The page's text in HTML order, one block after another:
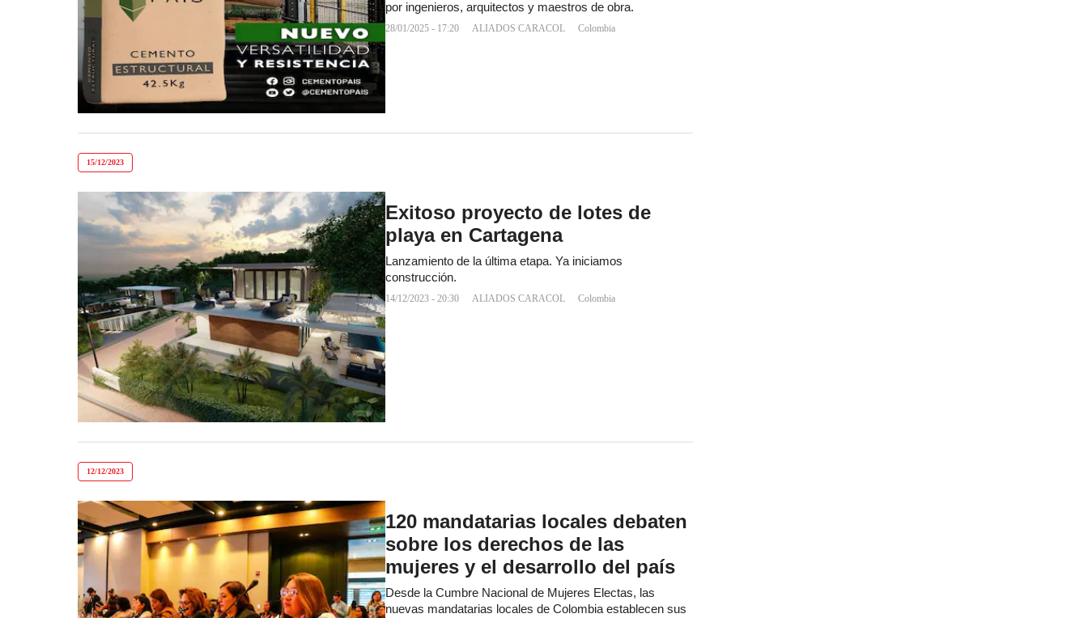
por ingenieros, arquitectos y maestros de obra.
28/01/2025 - 17:20 ALIADOS CARACOL Colombia
15/12/2023
Exitoso proyecto de lotes de
playa en Cartagena
Lanzamiento de la última etapa. Ya iniciamos
construcción.
14/12/2023 - 20:30 ALIADOS CARACOL Colombia
12/12/2023
120 mandatarias locales debaten
sobre los derechos de las
mujeres y el desarrollo del país
Desde la Cumbre Nacional de Mujeres Electas, las
nuevas mandatarias locales de Colombia establecen sus